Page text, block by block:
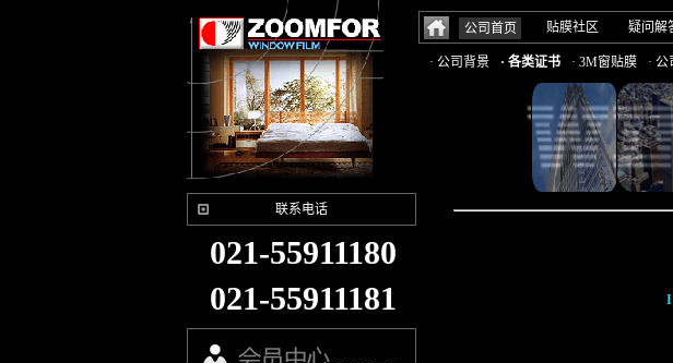
公司首页 贴膜社区 疑问解
· 公司背景 · 各类证书 · 3M窗贴膜 ·
联系电话
021-55911180
021-55911181